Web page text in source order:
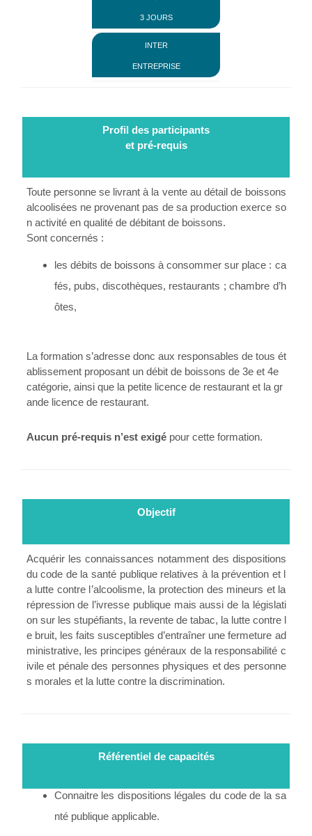
3 jours
inter
entreprise
Profil des participants
et pré-requis
Toute personne se livrant à la vente au détail de boissons
alcoolisées ne provenant pas de sa production exerce so
n activité en qualité de débitant de boissons.
Sont concernés :
les débits de boissons à consommer sur place : ca
fés, pubs, discothèques, restaurants ; chambre d’h
ôtes,
La formation s’adresse donc aux responsables de tous ét
ablissement proposant un débit de boissons de 3e et 4e
catégorie, ainsi que la petite licence de restaurant et la gr
ande licence de restaurant.
Aucun pré-requis n’est exigépour cette formation.
Objectif
Acquérir les connaissances notamment des dispositions
du code de la santé publique relatives à la prévention et l
a lutte contre l’alcoolisme, la protection des mineurs et la
répression de l’ivresse publique mais aussi de la législati
on sur les stupéfiants, la revente de tabac, la lutte contre l
e bruit, les faits susceptibles d’entraîner une fermeture ad
ministrative, les principes généraux de la responsabilité c
ivile et pénale des personnes physiques et des personne
s morales et la lutte contre la discrimination.
Référentiel de capacités
Connaitre les dispositions légales du code de la sa
nté publique applicable.